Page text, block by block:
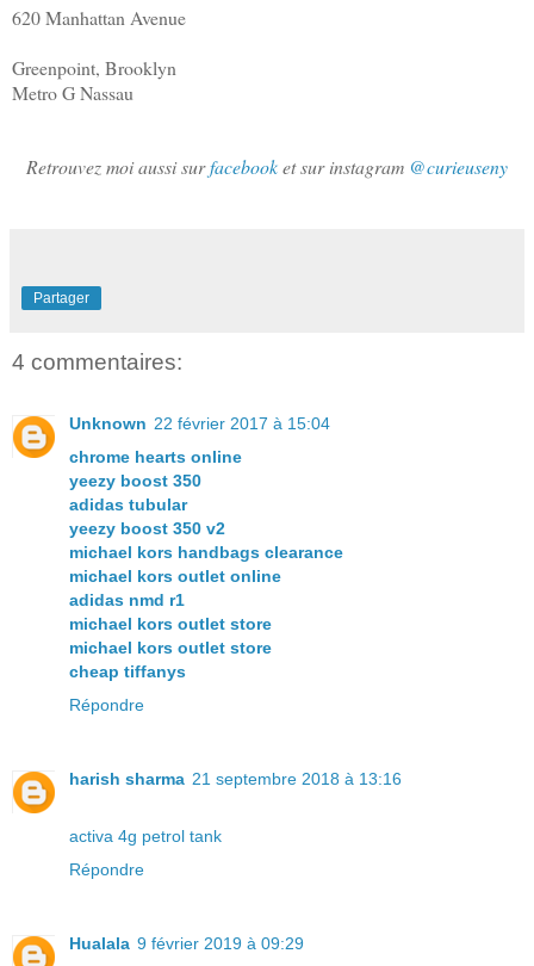
620 Manhattan Avenue
Greenpoint, Brooklyn
Metro G Nassau
Retrouvez moi aussi surfacebooket sur instagram @curieuseny
Partager
4 commentaires:
Unknown 22 février 2017 à 15:04
chrome hearts online
yeezy boost 350
adidas tubular
yeezy boost 350 v2
michael kors handbags clearance
michael kors outlet online
adidas nmd r1
michael kors outlet store
michael kors outlet store
cheap tiffanys
Répondre
harish sharma 21 septembre 2018 à 13:16
activa 4g petrol tank
Répondre
Hualala 9 février 2019 à 09:29